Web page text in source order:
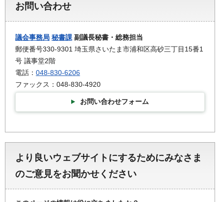
お問い合わせ
議会事務局 秘書課 副議長秘書・総務担当
郵便番号330-9301 埼玉県さいたま市浦和区高砂三丁目15番1
号 議事堂2階
電話： 048-830-6206
ファックス：048-830-4920
お問い合わせフォーム
より良いウェブサイトにするためにみなさま
のご意見をお聞かせください